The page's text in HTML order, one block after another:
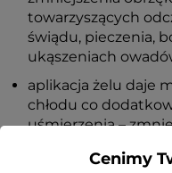
towarzyszących
świądu, pieczenia,
ukąszeniach
aplikacja żelu daje
chłodu co
uśmierzenia –
ukąszeniamiCenimy